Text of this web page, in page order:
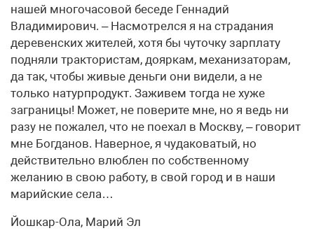
нашей многочасовой беседе Геннадий
Владимирович. – Насмотрелся я на страдания
деревенских жителей, хотя бы чуточку зарплату
подняли трактористам, дояркам, механизаторам,
да так, чтобы живые деньги они видели, а не
только натурпродукт. Заживем тогда не хуже
заграницы! Может, не поверите мне, но я ведь ни
разу не пожалел, что не поехал в Москву, – говорит
мне Богданов. Наверное, я чудаковатый, но
действительно влюблен по собственному
желанию в свою работу, в свой город и в наши
марийские села…
Йошкар-Ола, Марий Эл